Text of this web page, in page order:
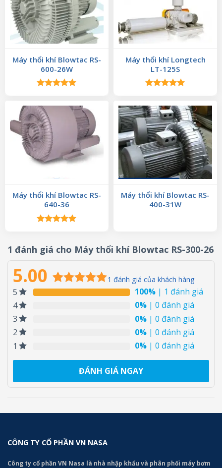
Máy thổi khí Blowtac RS-
600-26W
5 sao
Máy thổi khí Longtech
LT-125S
5 sao
Máy thổi khí Blowtac RS-
640-36
5 sao
Máy thổi khí Blowtac RS-
400-31W
1 đánh giá cho Máy thổi khí Blowtac RS-300-26
5.00 1 đánh giá của khách hàng
5 100% | 1 đánh giá
4
0% | 0 đánh giá
3
0% | 0 đánh giá
2
0% | 0 đánh giá
1
0% | 0 đánh giá
ĐÁNH GIÁ NGAY
CÔNG TY CỔ PHẦN VN NASA
Công ty cổ phần VN Nasa là nhà nhập khẩu và phân phối máy bơm